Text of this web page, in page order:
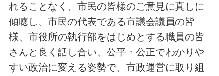
れることなく、市民の皆様のご意見に真しに
傾聴し、市民の代表である市議会議員の皆
様、市役所の執行部をはじめとする職員の皆
さんと良く話し合い、公平・公正でわかりや
すい政治に変える姿勢で、市政運営に取り組